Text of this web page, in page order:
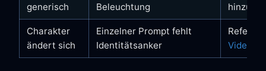
generisch
Beleuchtung
Charakter
ändert sich
Einzelner Prompt fehlt
Identitätsanker
Video